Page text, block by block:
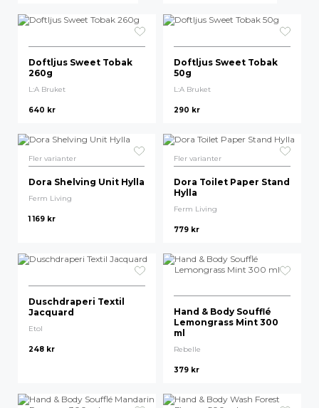
Doftljus Sweet Tobak
260g
L:A Bruket
640 kr
Doftljus Sweet Tobak
50g
L:A Bruket
290 kr
Fler varianter
Dora Shelving Unit Hylla
Ferm Living
1 169 kr
Fler varianter
Dora Toilet Paper Stand
Hylla
Ferm Living
779 kr
Duschdraperi Textil
Jacquard
Etol
248 kr
Hand & Body Soufflé
Lemongrass Mint 300
ml
Rebelle
379 kr